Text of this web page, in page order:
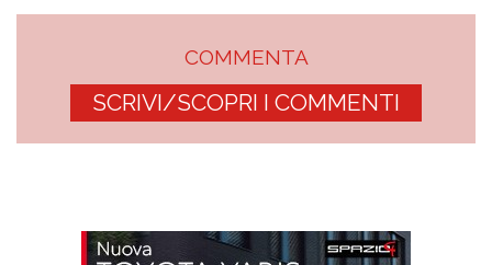
COMMENTA
SCRIVI/SCOPRI I COMMENTI